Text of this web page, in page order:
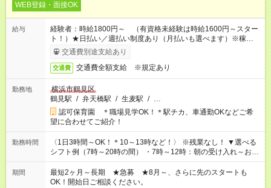
WEB登録・面接OK
給与
経験者：時給1800円～ （有資格未経験は時給1600円～スター
ト！）★日払い／週払い制度あり（月払いも選べます）※稼働開
始時は手続き完了次第のお支払いとなります★フルタイムできる
方は100円アップ！
交通費別途支給あり
交通費 交通費全額支給 ※規定あり
勤務地
横浜市鶴見区
鶴見駅 / 弁天橋駅 / 生麦駅 / …
認可保育園 ＊職場見学OK！＊駅チカ、車通勤OKなどご希
望に合わせてご紹介！
勤務時間
〈1日3時間～OK！＊10～13時など！〉 ※残業なし！ ▼選べる
シフト例（7時～20時の間） ・7時～12時：朝の受け入れ～お昼
の準備 ・10時～13時：園児の見守り～お昼の補助 ・9時～16
時：帰りの会まで！子供の成長を見守る ・15時～20時：夜のお
迎えサポート
期間
最短2ヶ月～長期 ★急募 ★8月～、さらに先のスタートも
OK！開始日ご相談ください。